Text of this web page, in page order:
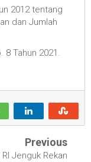
2012 tentang
dan Jumlah
8 Tahun 2021.
Previous
RI Jenguk Rekan